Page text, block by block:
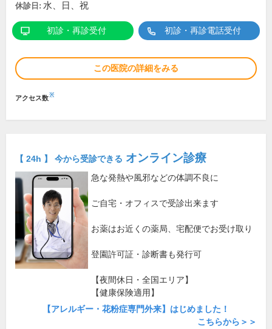
休診日: 水、日、祝
初診・再診受付 初診・再診電話受付
この医院の詳細をみる
アクセス数※
【 24h 】 今から受診できる オンライン診療
急な発熱や風邪などの体調不良に
ご自宅・オフィスで受診出来ます
お薬はお近くの薬局、宅配便でお受け取り
登園許可証・診断書も発行可
【夜間休日・全国エリア】
【健康保険適用】
【アレルギー・花粉症専門外来】はじめました！
こちらから＞＞